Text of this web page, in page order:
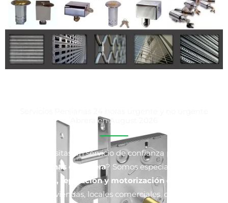
Abrera en August 2026
¿Necesitas un servicio de confianza para tus
persianas en Abrera? Somos especialistas en
instalación, reparación y motorización de persianas
para viviendas, locales comerciales, oficinas y